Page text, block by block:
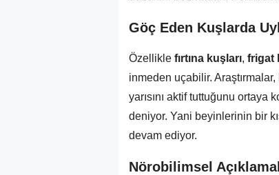
Göç Eden Kuşlarda
Özellikle fırtına kuşları, frigat
inmeden uçabilir.
yarısını aktif tuttuğunu
deniyor. Yani beyinlerinin bir
devam ediyor.
Nörobilimsel